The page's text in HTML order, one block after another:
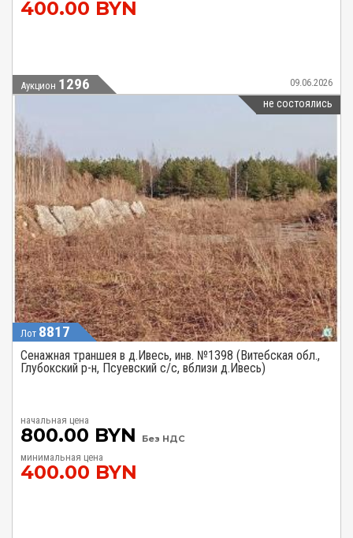
400.00 BYN
Аукцион 1296 09.06.2026
не состоялись
Лот 8817
Сенажная траншея в д.Ивесь, инв. №1398 (Витебская обл.,
Глубокский р-н, Псуевский с/с, вблизи д.Ивесь)
начальная цена
800.00 BYN Без НДС
минимальная цена
400.00 BYN